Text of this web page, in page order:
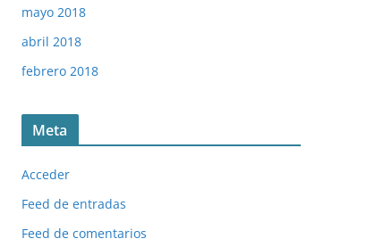
mayo 2018
abril 2018
febrero 2018
Meta
Acceder
Feed de entradas
Feed de comentarios